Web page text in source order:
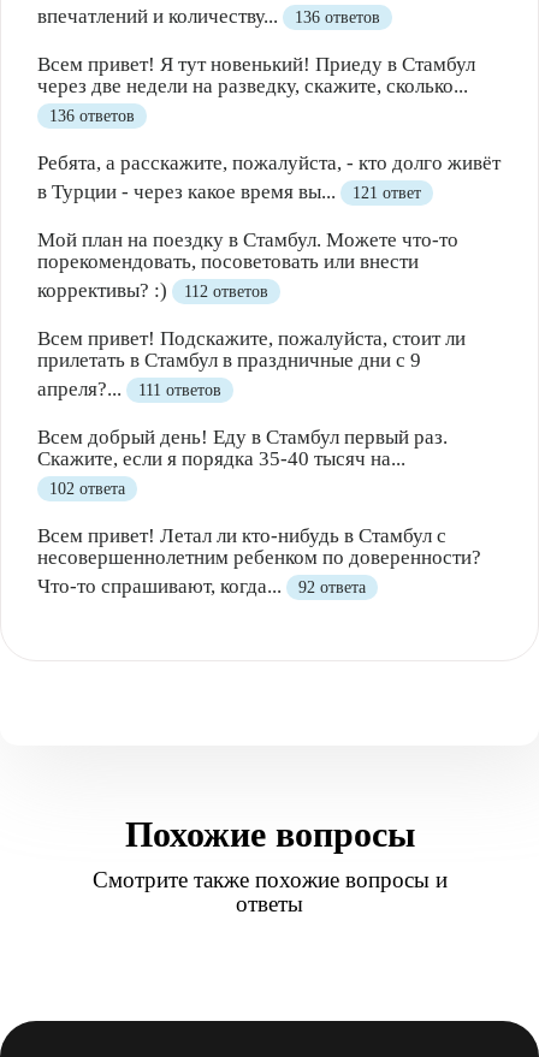
впечатлений и количеству...
136 ответов
Всем привет! Я тут новенький! Приеду в Стамбул
через две недели на разведку, скажите, сколько...
136 ответов
Ребята, а расскажите, пожалуйста, - кто долго живёт
в Турции - через какое время вы...
121 ответ
Мой план на поездку в Стамбул. Можете что-то
порекомендовать, посоветовать или внести
коррективы? :)
112 ответов
Всем привет! Подскажите, пожалуйста, стоит ли
прилетать в Стамбул в праздничные дни с 9
апреля?...
111 ответов
Всем добрый день! Еду в Стамбул первый раз.
Скажите, если я порядка 35-40 тысяч на...
102 ответа
Всем привет! Летал ли кто-нибудь в Стамбул с
несовершеннолетним ребенком по доверенности?
Что-то спрашивают, когда...
92 ответа
Похожие вопросы
Смотрите также похожие вопросы и
ответы